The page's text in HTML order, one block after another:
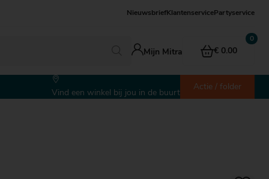
Nieuwsbrief KlantenservicePartyservice
Mijn Mitra € 0.00
Vind een winkel bij jou in de buurt
Actie / folder